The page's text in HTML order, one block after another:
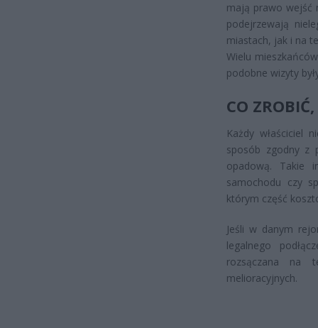
mają prawo wejść
podejrzewają
miastach, jak i na
Wielu
podobne wizyty
CO
Każdy właściciel
sposób zgodny z
opadową. Takie
samochodu czy
którym część
Jeśli w danym
legalnego
rozsączana na
melioracyjnych.